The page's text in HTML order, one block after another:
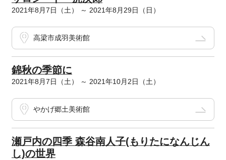
2021年8月7日（土） ～ 2021年8月29日（日）
高梁市成羽美術館
錦秋の季節に
2021年8月7日（土） ～ 2021年10月2日（土）
やかげ郷土美術館
瀬戸内の四季 森谷南人子(もりたになんじん
し)の世界